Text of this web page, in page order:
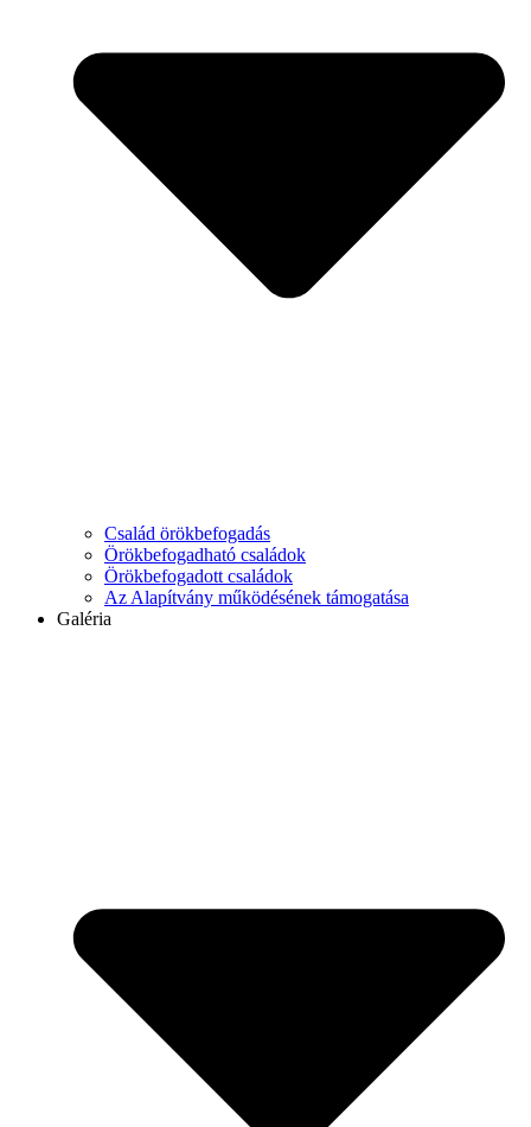
Család örökbefogadás
Örökbefogadható családok
Örökbefogadott családok
Az Alapítvány működésének támogatása
Galéria